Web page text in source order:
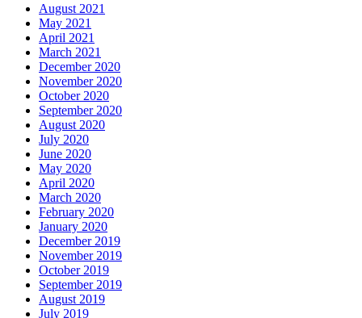
August 2021
May 2021
April 2021
March 2021
December 2020
November 2020
October 2020
September 2020
August 2020
July 2020
June 2020
May 2020
April 2020
March 2020
February 2020
January 2020
December 2019
November 2019
October 2019
September 2019
August 2019
July 2019